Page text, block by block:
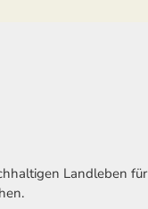
Landleben für